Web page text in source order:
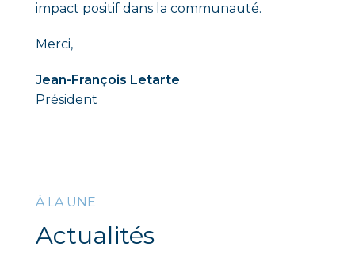
impact positif dans la communauté.
Merci,
Jean-François Letarte
Président
À LA UNE
Actualités